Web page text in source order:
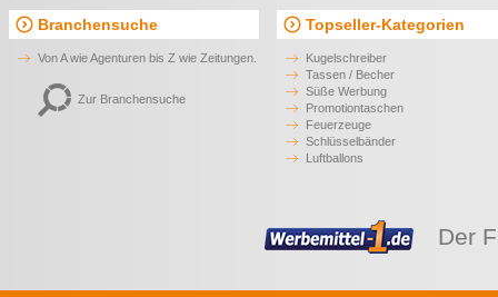
Branchensuche
Von A wie Agenturen bis Z wie Zeitungen.
Zur Branchensuche
Topseller-Kategorien
Kugelschreiber
Tassen / Becher
Süße Werbung
Promotiontaschen
Feuerzeuge
Schlüsselbänder
Luftballons
Der